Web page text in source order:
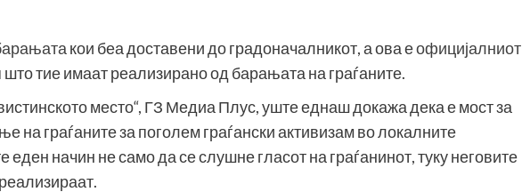
кои беа доставени до градоначалникот, а ова еофицијалниот
тие имаат реализирано од барањата на граѓаните.
место“, ГЗ Медиа Плус, уште еднаш докажа дека е мост за
на граѓаните за поголем граѓански активизам во локалните
еден начин не само да се слушне гласот на граѓанинот, туку неговите